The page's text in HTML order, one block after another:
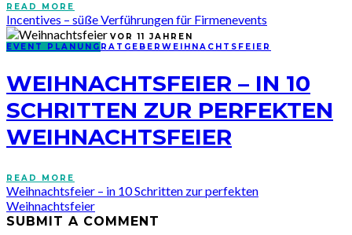
READ MORE
Incentives – süße Verführungen für Firmenevents
VOR 11 JAHREN
EVENT PLANUNG RATGEBER WEIHNACHTSFEIER
WEIHNACHTSFEIER – IN 10
SCHRITTEN ZUR PERFEKTEN
WEIHNACHTSFEIER
READ MORE
Weihnachtsfeier – in 10 Schritten zur perfekten
Weihnachtsfeier
SUBMIT A COMMENT